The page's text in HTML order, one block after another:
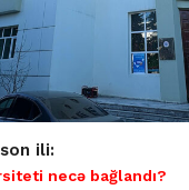
ili:
necə bağlandı?